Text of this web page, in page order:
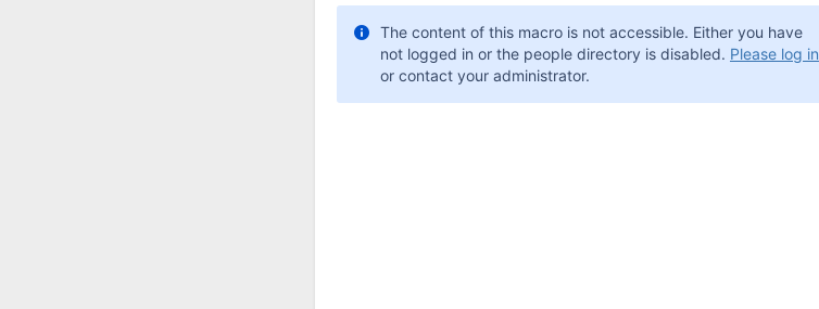
The content of this macro is not accessible. Either you have
not logged in or the people directory is disabled. Please log in
or contact your administrator.